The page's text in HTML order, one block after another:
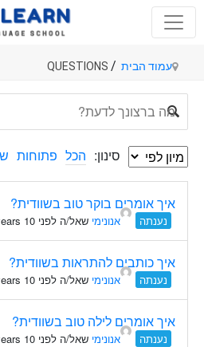
עמוד הבית /
QUESTIONS
סינון: הכל פתוחות
איך אומרים בוקר טוב בשוודית?
נענתה אנונימי שאל/ה לפני 10 years
איך כותבים להתראות בשוודית?
נענתה אנונימי שאל/ה לפני 10 years
איך אומרים לילה טוב בשוודית?
נענתה אנונימי שאל/ה לפני 10 years